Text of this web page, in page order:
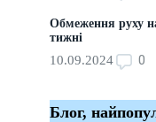
Обмеження руху
тижні
10.09.2024 0
Блог,